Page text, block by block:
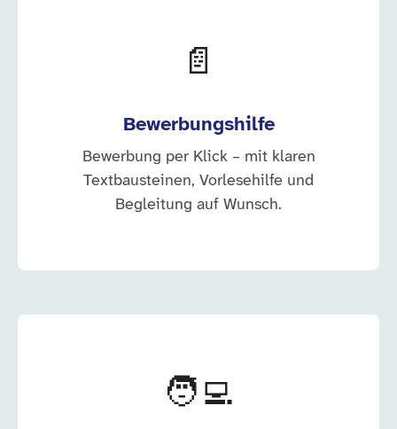
📄
Bewerbungshilfe
Bewerbung per Klick – mit klaren
Textbausteinen, Vorlesehilfe und
Begleitung auf Wunsch.
🧑‍💻